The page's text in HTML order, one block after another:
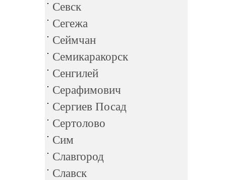
Севск
Сегежа
Сеймчан
Семикаракорск
Сенгилей
Серафимович
Сергиев Посад
Сертолово
Сим
Славгород
Славск